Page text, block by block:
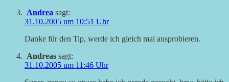
Andrea sagt:
31.10.2005 um 10:51 Uhr
Danke für den Tip, werde ich gleich mal ausprobieren.
Andreas sagt:
31.10.2005 um 11:46 Uhr